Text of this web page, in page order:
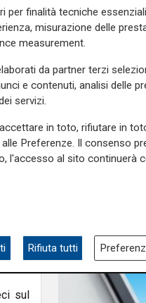
falso
in
e
nei
Il
per
sul
per finalità tecniche
misurazione delle
measurement.
da partner terzi
e contenuti, analisi delle
servizi.
in toto, rifiutare in
Preferenze. Il consenso
l'accesso al sito continuerà
Rifiuta tutti